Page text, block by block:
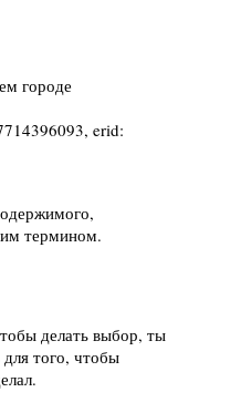
городе
erid:
термином.
делать выбор, ты
того, чтобы